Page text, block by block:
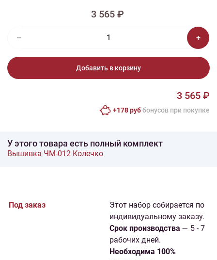
3 565 ₽
Добавить в корзину
3 565 ₽
+178 руббонусов при покупке
У этого товара есть полный комплект
Вышивка ЧМ-012 Колечко
Под заказ
Этот набор собирается по
индивидуальному заказу.
Cрок производства — 5 - 7
рабочих дней.
Необходима 100%